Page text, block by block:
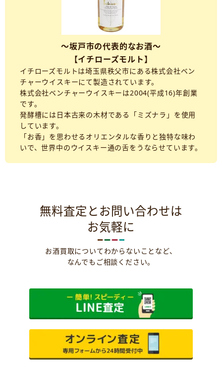
～坂戸市の代表的なお酒～
【イチローズモルト】
イチローズモルトは埼玉県秩父市にある株式会社ベン
チャーウイスキーにて製造されています。
株式会社ベンチャーウイスキーは2004(平成16)年創業
です。
発酵槽には日本古来の木材である「ミズナラ」を使用
しています。
「お香」を思わせるオリエンタルな香りと独特な味わ
いで、世界中のウイスキー通の舌をうならせています。
無料査定とお問い合わせは
お気軽に
お酒買取についてわからないことなど、
なんでもご相談ください。